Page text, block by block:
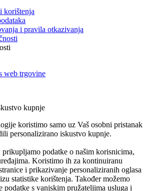
korištenja
i pravila otkazivanja
web trgovine
kupnje
koristimo samo uz Vaš osobni pristanak
personalizirano iskustvo kupnje.
podatke o našim korisnicima,
Koristimo ih za kontinuiranu
i prikazivanje personaliziranih oglasa
statistike korištenja. Također možemo
podatke s vanjskim pružateljima usluga i